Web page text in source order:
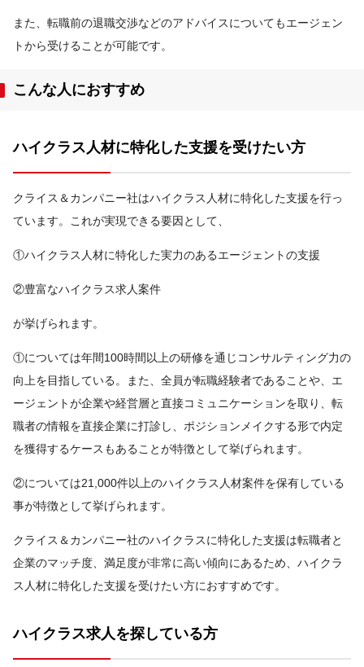
また、転職前の退職交渉などのアドバイスについてもエージェン
トから受けることが可能です。
こんな人におすすめ
ハイクラス人材に特化した支援を受けたい方
クライス＆カンパニー社はハイクラス人材に特化した支援を行っ
ています。これが実現できる要因として、
①ハイクラス人材に特化した実力のあるエージェントの支援
②豊富なハイクラス求人案件
が挙げられます。
①については年間100時間以上の研修を通じコンサルティング力の
向上を目指している。また、全員が転職経験者であることや、エ
ージェントが企業や経営層と直接コミュニケーションを取り、転
職者の情報を直接企業に打診し、ポジションメイクする形で内定
を獲得するケースもあることが特徴として挙げられます。
②については21,000件以上のハイクラス人材案件を保有している
事が特徴として挙げられます。
クライス＆カンパニー社のハイクラスに特化した支援は転職者と
企業のマッチ度、満足度が非常に高い傾向にあるため、ハイクラ
ス人材に特化した支援を受けたい方におすすめです。
ハイクラス求人を探している方